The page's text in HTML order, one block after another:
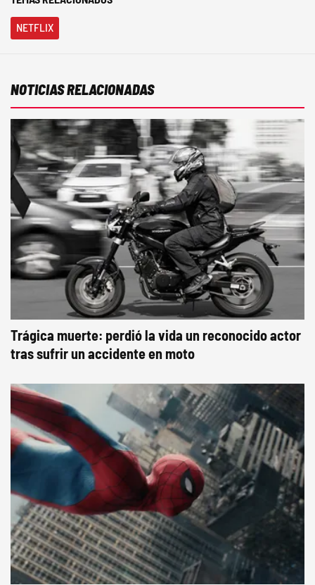
NETFLIX
NOTICIAS RELACIONADAS
Trágica muerte: perdió la vida un reconocido actor
tras sufrir un accidente en moto